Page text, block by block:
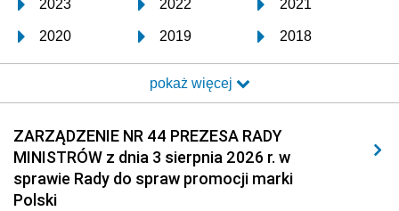
2023 2022 2021
2020 2019 2018
2017 2016 2015
2014 2013 2012
2011 2010 2009
2008 2007 2006
2005
pokaż więcej
ZARZĄDZENIE NR 44 PREZESA RADY
MINISTRÓW z dnia 3 sierpnia 2026 r. w
sprawie Rady do spraw promocji marki
Polski